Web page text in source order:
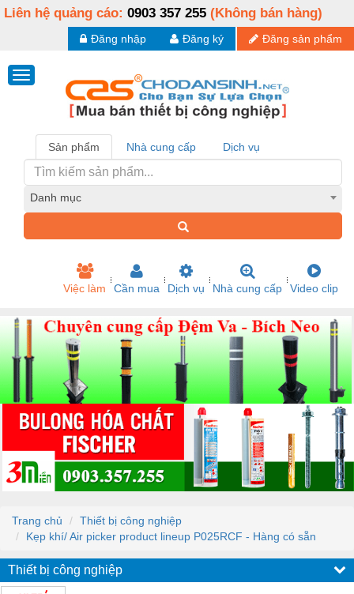
Liên hệ quảng cáo: 0903 357 255 (Không bán hàng)
Đăng sản phẩm
Đăng ký
Đăng nhập
Sản phẩm Nhà cung cấp Dịch vụ
Danh mục
Việc làm Cần mua Dịch vụ Nhà cung cấp Video clip
Trang chủ
Thiết bị công nghiệp
Kẹp khí/ Air picker product lineup P025RCF - Hàng có sẵn
Thiết bị công nghiệp